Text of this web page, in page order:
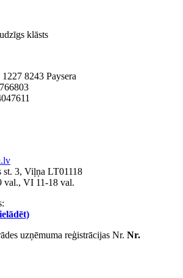
klāsts
8243 Paysera
st. 3, Viļņa LT01118
val., VI 11-18 val.
uzņēmuma reģistrācijas Nr. Nr.